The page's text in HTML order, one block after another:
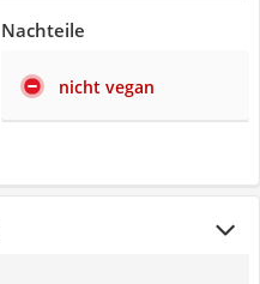
Nachteile
nicht vegan